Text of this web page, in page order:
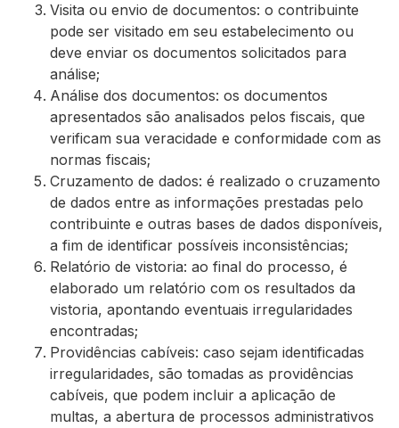
Visita ou envio de documentos: o contribuinte
pode ser visitado em seu estabelecimento ou
deve enviar os documentos solicitados para
análise;
Análise dos documentos: os documentos
apresentados são analisados pelos fiscais, que
verificam sua veracidade e conformidade com as
normas fiscais;
Cruzamento de dados: é realizado o cruzamento
de dados entre as informações prestadas pelo
contribuinte e outras bases de dados disponíveis,
a fim de identificar possíveis inconsistências;
Relatório de vistoria: ao final do processo, é
elaborado um relatório com os resultados da
vistoria, apontando eventuais irregularidades
encontradas;
Providências cabíveis: caso sejam identificadas
irregularidades, são tomadas as providências
cabíveis, que podem incluir a aplicação de
multas, a abertura de processos administrativos